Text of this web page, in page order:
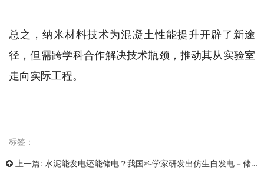
总之，纳米材料技术为混凝土性能提升开辟了新途
径，但需跨学科合作解决技术瓶颈，推动其从实验室
走向实际工程。
标签：
上一篇: 水泥能发电还能储电？我国科学家研发出仿生自发电－储能混凝土